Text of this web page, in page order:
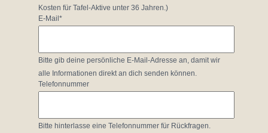
Kosten für Tafel-Aktive unter 36 Jahren.)
E-Mail*
Bitte gib deine persönliche E-Mail-Adresse an, damit wir
alle Informationen direkt an dich senden können.
Telefonnummer
Bitte hinterlasse eine Telefonnummer für Rückfragen.